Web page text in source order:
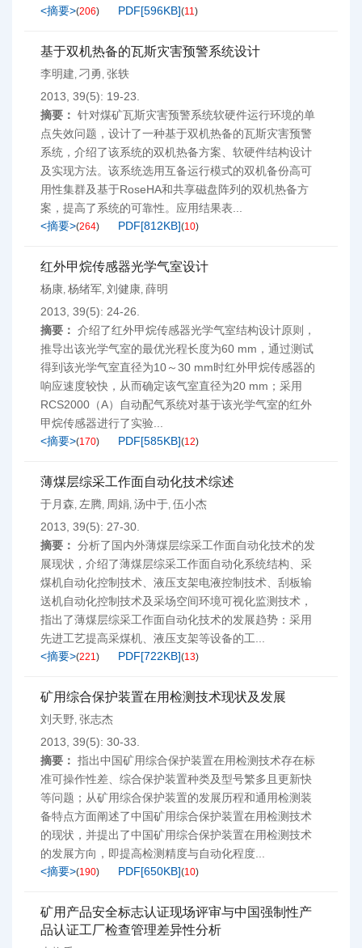
<摘要>(206) PDF[596KB](11)
基于双机热备的瓦斯灾害预警系统设计
李明建, 刁勇 , 张轶
2013, 39(5): 19-23.
摘要： 针对煤矿瓦斯灾害预警系统软硬件运行环境的单
点失效问题，设计了一种基于双机热备的瓦斯灾害预警
系统，介绍了该系统的双机热备方案、软硬件结构设计
及实现方法。该系统选用互备运行模式的双机备份高可
用性集群及基于RoseHA和共享磁盘阵列的双机热备方
案，提高了系统的可靠性。应用结果表...
<摘要>(264) PDF[812KB](10)
红外甲烷传感器光学气室设计
杨康, 杨绪军, 刘健康, 薛明
2013, 39(5): 24-26.
摘要： 介绍了红外甲烷传感器光学气室结构设计原则，
推导出该光学气室的最优光程长度为60 mm，通过测试
得到该光学气室直径为10～30 mm时红外甲烷传感器的
响应速度较快，从而确定该气室直径为20 mm；采用
RCS2000（A）自动配气系统对基于该光学气室的红外
甲烷传感器进行了实验...
<摘要>(170) PDF[585KB](12)
薄煤层综采工作面自动化技术综述
于月森, 左腾, 周娟, 汤中于, 伍小杰
2013, 39(5): 27-30.
摘要： 分析了国内外薄煤层综采工作面自动化技术的发
展现状，介绍了薄煤层综采工作面自动化系统结构、采
煤机自动化控制技术、液压支架电液控制技术、刮板输
送机自动化控制技术及采场空间环境可视化监测技术，
指出了薄煤层综采工作面自动化技术的发展趋势：采用
先进工艺提高采煤机、液压支架等设备的工...
<摘要>(221) PDF[722KB](13)
矿用综合保护装置在用检测技术现状及发展
刘天野, 张志杰
2013, 39(5): 30-33.
摘要： 指出中国矿用综合保护装置在用检测技术存在标
准可操作性差、综合保护装置种类及型号繁多且更新快
等问题；从矿用综合保护装置的发展历程和通用检测装
备特点方面阐述了中国矿用综合保护装置在用检测技术
的现状，并提出了中国矿用综合保护装置在用检测技术
的发展方向，即提高检测精度与自动化程度...
<摘要>(190) PDF[650KB](10)
矿用产品安全标志认证现场评审与中国强制性产
品认证工厂检查管理差异性分析